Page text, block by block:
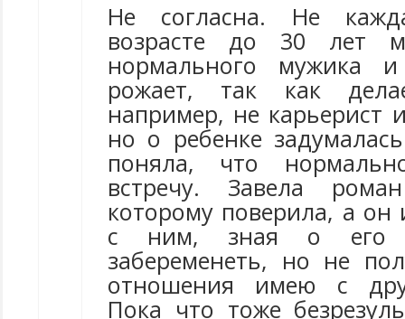
Не согласна. Не
возрасте до 30 лет
нормального мужика
рожает, так как
например, не карьерист
но о ребенке
поняла, что
встречу. Завела
которому поверила, а он
с ним, зная о его
забеременеть, но не
отношения имею с
Пока что тоже